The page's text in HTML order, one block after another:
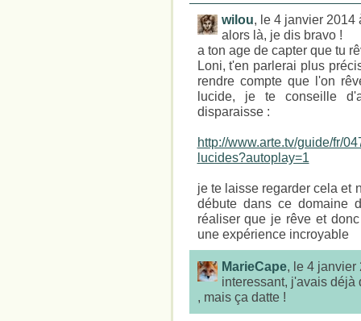
wilou, le 4 janvier 2014
alors là, je dis bravo !
a ton age de capter que tu
Loni, t'en parlerai plus
rendre compte que l'on
lucide, je te conseille
disparaisse :
http://www.arte.tv/guide/fr/
lucides?autoplay=1
je te laisse regarder cela et
débute dans ce domaine
réaliser que je rêve et
une expérience incroyable
MarieCape, le 4 janvier
interessant, j'avais déjà
, mais ça datte !